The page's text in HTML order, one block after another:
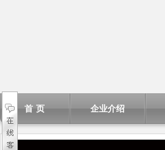
首 页 企业介绍